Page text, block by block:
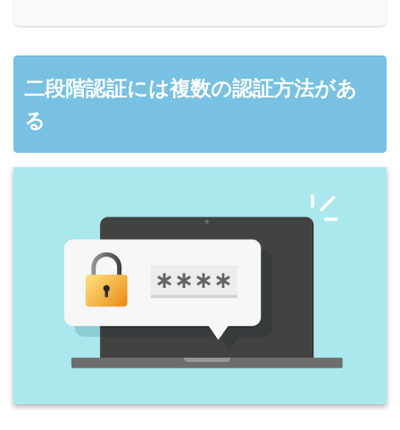
二段階認証には複数の認証方法があ
る